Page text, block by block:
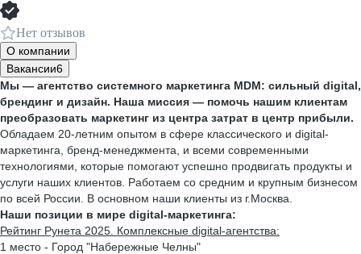
Нет отзывов
О компании
Вакансии6
Мы — агентство системного маркетинга MDM: сильный digital,
брендинг и дизайн. Наша миссия — помочь нашим клиентам
преобразовать маркетинг из центра затрат в центр прибыли.
Обладаем 20-летним опытом в сфере классического и digital-
маркетинга, бренд-менеджмента, и всеми современными
технологиями, которые помогают успешно продвигать продукты и
услуги наших клиентов. Работаем со средним и крупным бизнесом
по всей России. В основном наши клиенты из г.Москва.
Наши позиции в мире digital-маркетинга:
Рейтинг Рунета 2025. Комплексные digital-агентства:
1 место - Город "Набережные Челны"